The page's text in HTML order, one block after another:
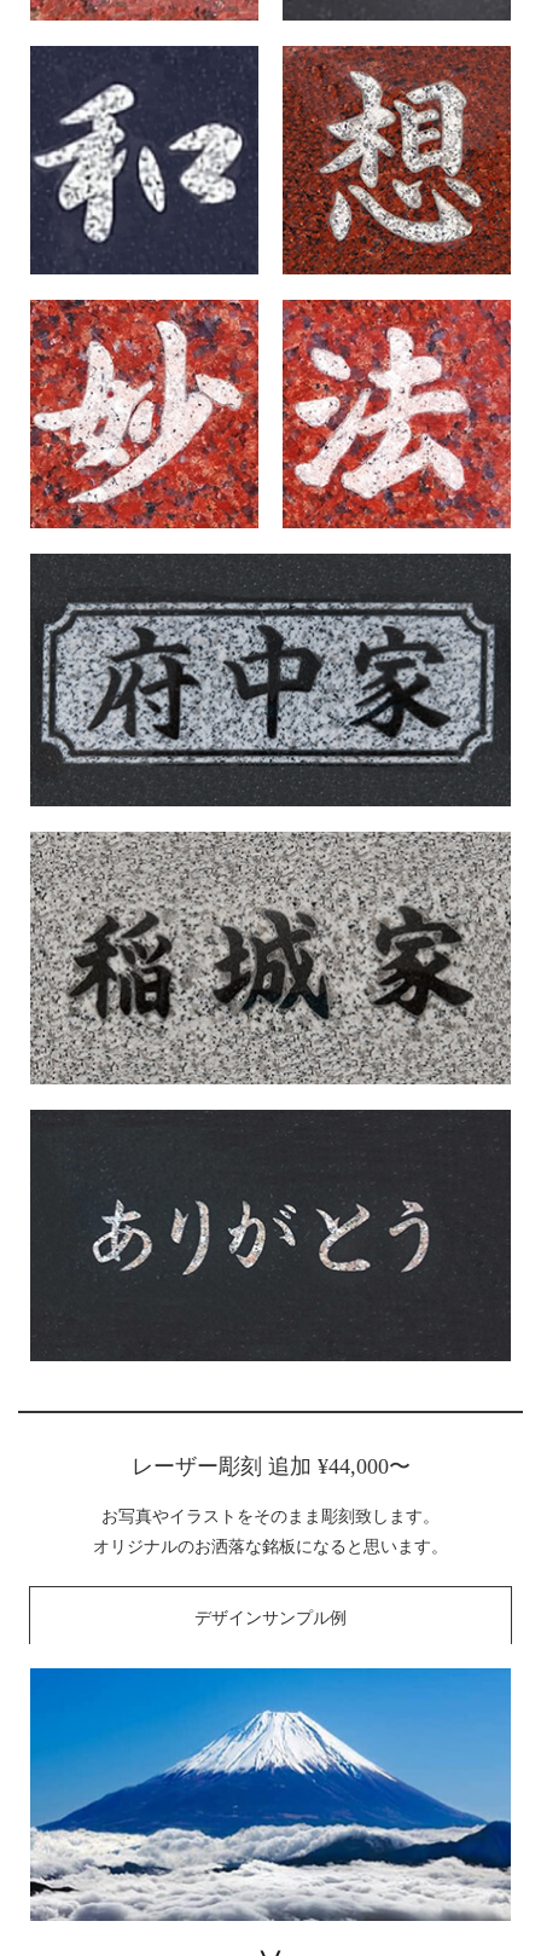
レーザー彫刻 追加 ¥44,000〜
お写真やイラストをそのまま彫刻致します。
オリジナルのお洒落な銘板になると思います。
デザインサンプル例